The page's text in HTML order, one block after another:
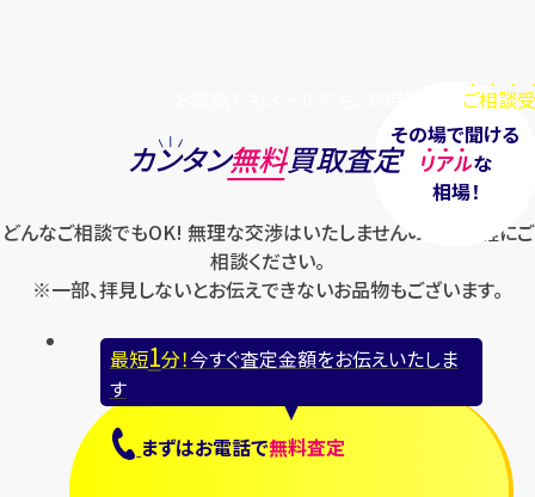
ご相談
その場で聞ける
リアルな
相場！
カンタン無料買取査定
どんなご相談でもOK! 無理な交渉はいたしませんのでお気軽にご
相談ください。
※一部、拝見しないとお伝えできないお品物もございます。
最短1分！今すぐ査定金額をお伝えいたしま
す
まずはお電話で無料査定